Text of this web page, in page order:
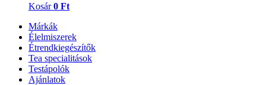
Kosár 0 Ft
Márkák
Élelmiszerek
Étrendkiegészítők
Tea specialitások
Testápolók
Ajánlatok